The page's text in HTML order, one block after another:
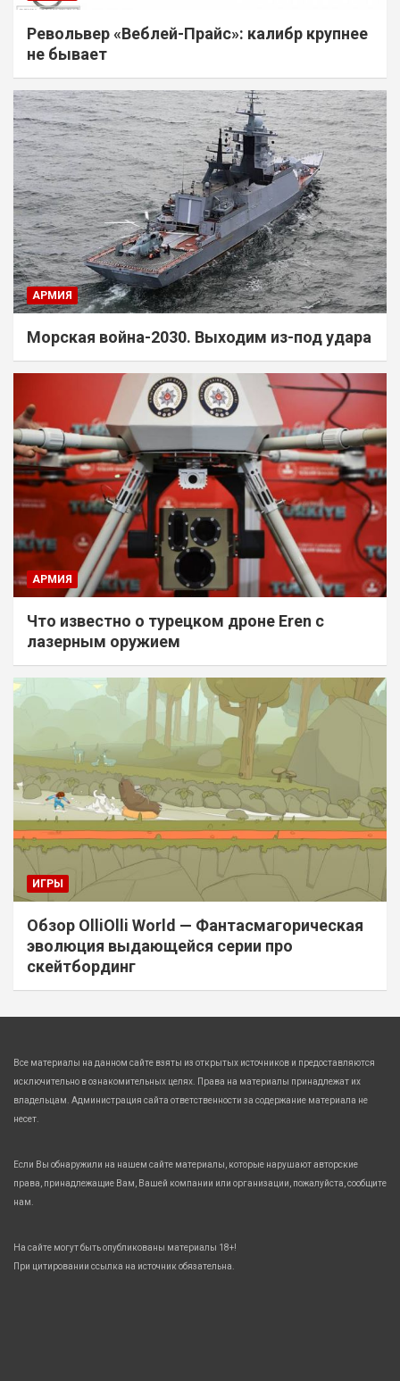
Револьвер «Веблей-Прайс»: калибр крупнее
не бывает
АРМИЯ
Морская война-2030. Выходим из-под удара
АРМИЯ
Что известно о турецком дроне Eren с
лазерным оружием
ИГРЫ
Обзор OlliOlli World — Фантасмагорическая
эволюция выдающейся серии про
скейтбординг
Все материалы на данном сайте взяты из открытых источников и предоставляются
исключительно в ознакомительных целях. Права на материалы принадлежат их
владельцам. Администрация сайта ответственности за содержание материала не
несет.
Если Вы обнаружили на нашем сайте материалы, которые нарушают авторские
права, принадлежащие Вам, Вашей компании или организации, пожалуйста, сообщите
нам.
На сайте могут быть опубликованы материалы 18+!
При цитировании ссылка на источник обязательна.